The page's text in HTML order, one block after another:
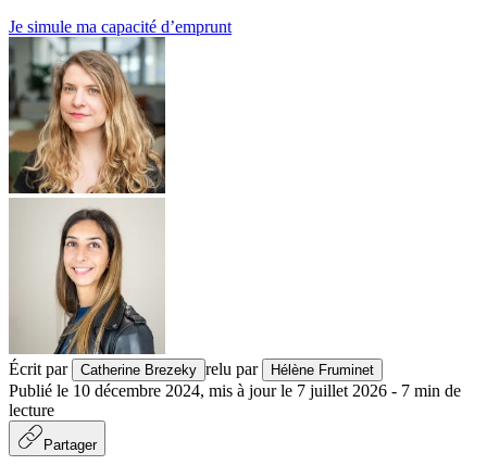
Je simule ma capacité d’emprunt
Écrit par Catherine Brezeky relu par Hélène Fruminet
Publié le 10 décembre 2024, mis à jour le 7 juillet 2026 - 7 min de
lecture
Partager